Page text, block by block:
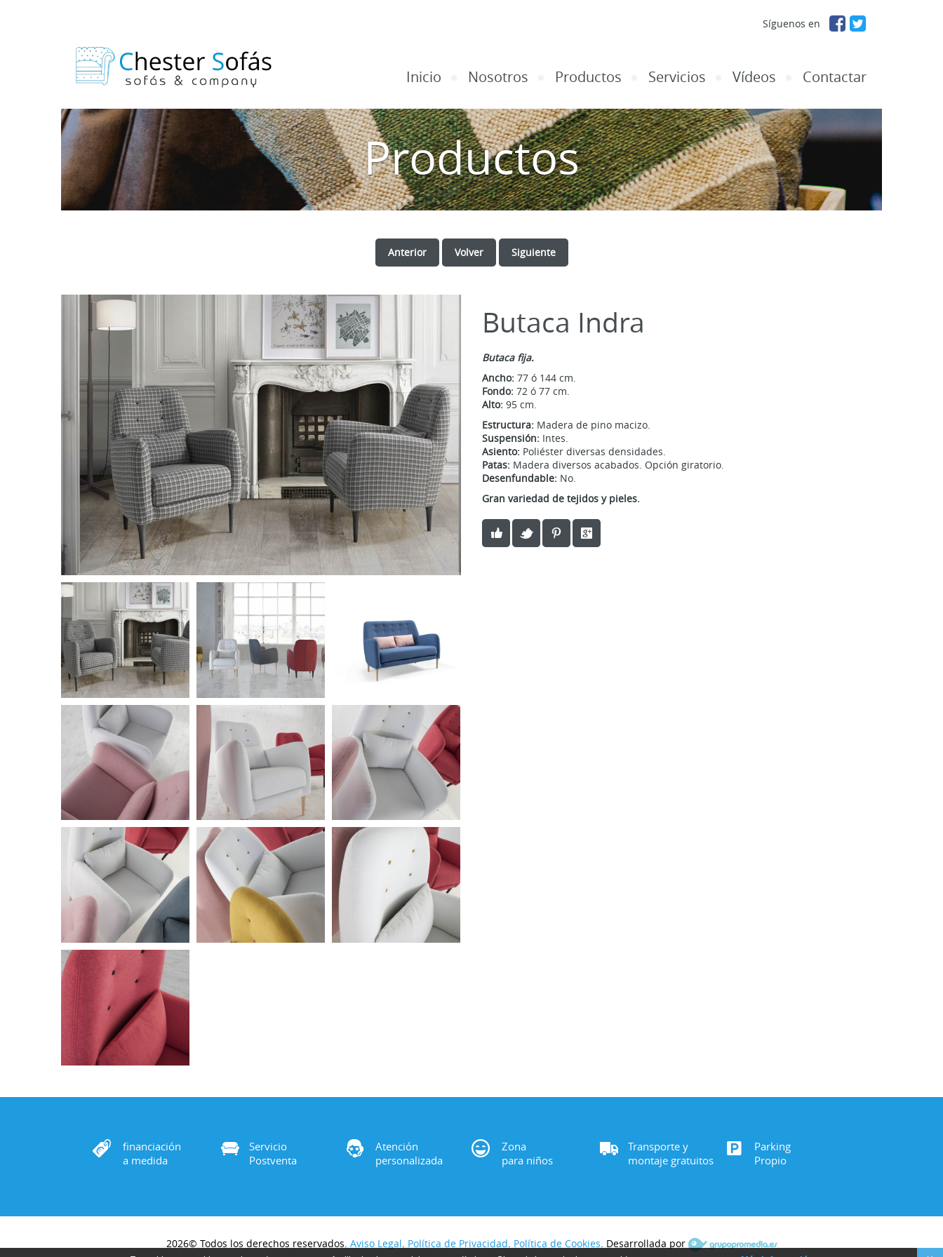
Inicio Nosotros Productos Servicios Vídeos Contactar
Síguenos en
Productos
Anterior Volver Siguiente
Butaca Indra
Butaca fija.
Ancho: 77 ó 144 cm.
Fondo: 72 ó 77 cm.
Alto: 95 cm.
Estructura: Madera de pino macizo.
Suspensión: Intes.
Asiento: Poliéster diversas densidades.
Patas: Madera diversos acabados. Opción giratorio.
Desenfundable: No.
Gran variedad de tejidos y pieles.
financiación
a medida
Servicio
Postventa
Atención
personalizada
Zona
para niños
Transporte y
montaje gratuitos
Parking
Propio
2026© Todos los derechos reservados. Aviso Legal Política de Privacidad Política de Cookies . Desarrollada por